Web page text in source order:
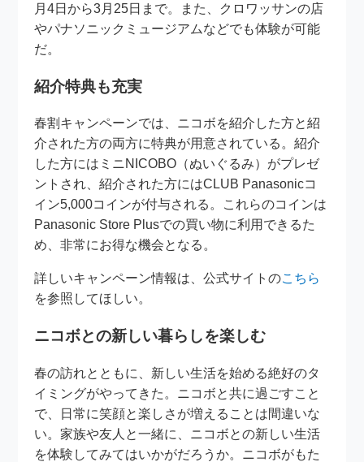
月4日から3月25日まで。また、クロワッサンの店
やパナソニックミュージアムなどでも体験が可能
だ。
紹介特典も充実
春割キャンペーンでは、ニコボを紹介した方と紹
介された方の両方に特典が用意されている。紹介
した方にはミニNICOBO（ぬいぐるみ）がプレゼ
ントされ、紹介された方にはCLUB Panasonicコ
イン5,000コインが付与される。これらのコインは
Panasonic Store Plusでの買い物に利用できるた
め、非常にお得な機会となる。
詳しいキャンペーン情報は、公式サイトのこちら
を参照してほしい。
ニコボとの新しい暮らしを楽しむ
春の訪れとともに、新しい生活を始める絶好のタ
イミングがやってきた。ニコボと共に過ごすこと
で、日常に笑顔と楽しさが増えることは間違いな
い。家族や友人と一緒に、ニコボとの新しい生活
を体験してみてはいかがだろうか。ニコボがもた